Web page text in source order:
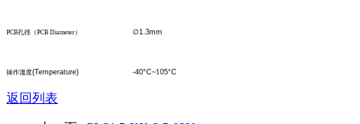
PCB孔徑 （PCB Diameter） ∅1.3mm
操作溫度(Temperature) -40°C~105°C
返回列表